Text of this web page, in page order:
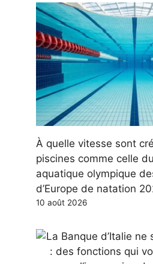
À quelle vitesse sont
piscines comme celle
aquatique olympique
d’Europe de natation
10 août 2026